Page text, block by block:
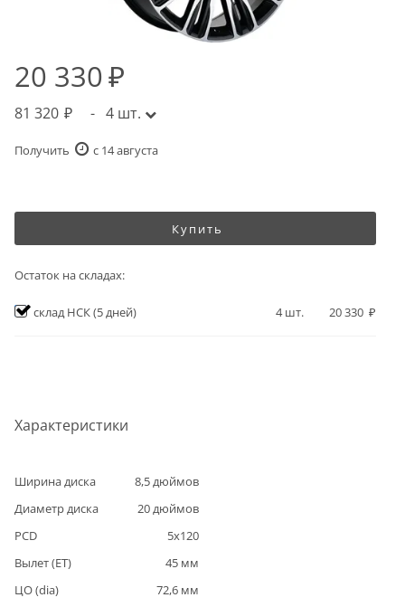
Характеристики
Ширина диска 8,5дюймов
Диаметр диска
20дюймов
PCD
5x120
Вылет (ET)
45 мм
ЦО (dia)
72,6 мм
20 330
81 320 - 4 шт.
Получить c 14 августа
Купить
Остаток на складах:
склад НСК(5 дней) 4шт. 20 330